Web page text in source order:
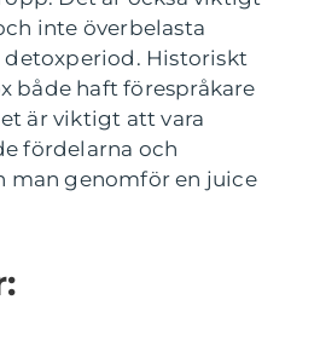
inte överbelasta
detoxperiod. Historiskt
både haft förespråkare
är viktigt att vara
fördelarna och
man genomför en juice